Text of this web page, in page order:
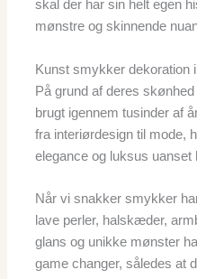
skal der har sin helt egen
mønstre og skinnende
Kunst smykker dekoration
På grund af deres
brugt igennem tusinder af
fra interiørdesign til mode,
elegance og luksus
Når vi snakker smykker
lave perler, halskæder,
glans og unikke mønster
game changer, således at